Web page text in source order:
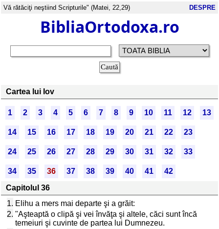
Vă rătăciţi neştiind Scripturile" (Matei, 22,29) DESPRE
BibliaOrtodoxa.ro
Cartea lui Iov
1 2 3 4 5 6 7 8 9 10 11 12 13
14 15 16 17 18 19 20 21 22 23
24 25 26 27 28 29 30 31 32 33
34 35 36 37 38 39 40 41
42
Capitolul 36
1. Elihu a mers mai departe şi a grăit:
2. "Aşteaptă o clipă şi vei învăţa şi altele, căci sunt încă
temeiuri şi cuvinte de partea lui Dumnezeu.